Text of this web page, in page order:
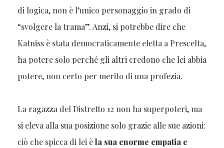
di logica, non è l’unico personaggio in grado di
“svolgere la trama”. Anzi, si potrebbe dire che
Katniss è stata democraticamente eletta a Prescelta,
ha potere solo perché gli altri credono che lei abbia
potere, non certo per merito di una profezia.
La ragazza del Distretto 12 non ha superpoteri, ma
si eleva alla sua posizione solo grazie alle sue azioni:
ciò che spicca di lei èla sua enorme empatia e